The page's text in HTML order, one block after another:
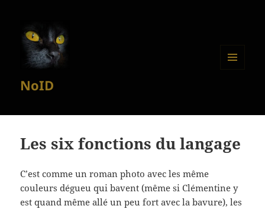
NoID
Les six fonctions du langage
C’est comme un roman photo avec les même
couleurs dégueu qui bavent (même si Clémentine y
est quand même allé un peu fort avec la bavure), les